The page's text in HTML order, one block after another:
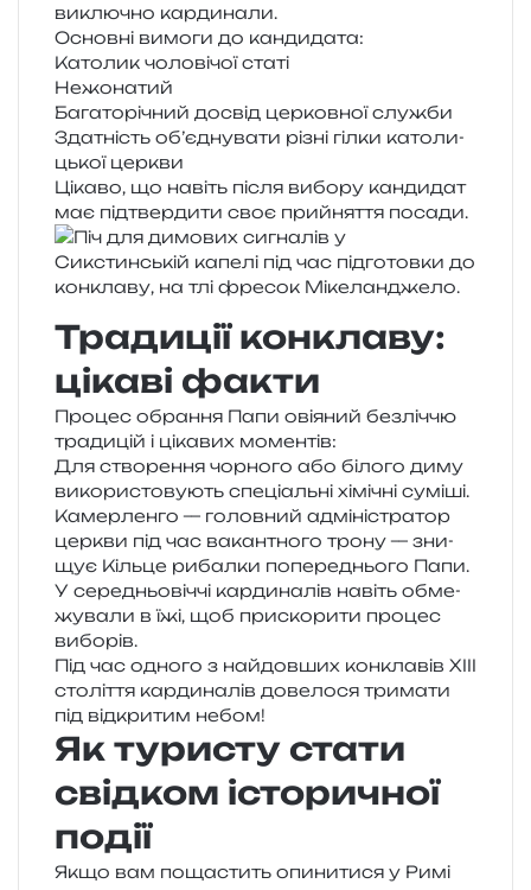
виклю­чно кардинали.
Основні вимо­ги до кандидата:
Католик чоло­ві­чої статі
Нежонатий
Багаторічний досвід цер­ков­ної служби
Здатність об’­єд­ну­ва­ти різні гілки като­ли­
цької церкви
Цікаво, що навіть після вибо­ру кан­ди­дат
має під­твер­ди­ти своє прийня­т­тя посади.
Традиції конклаву:
цікаві факти
Процес обра­н­ня Папи ові­я­ний без­ліч­чю
тра­ди­цій і ціка­вих моментів:
Для ство­ре­н­ня чор­но­го або біло­го диму
вико­ри­сто­ву­ють спе­ці­аль­ні хімі­чні суміші.
Камерленго — голов­ний адмі­ні­стра­тор
цер­кви під час вакан­тно­го трону — зни­
щує Кільце рибал­ки попе­ре­дньо­го Папи.
У сере­дньо­віч­чі кар­ди­на­лів навіть обме­
жу­ва­ли в їжі, щоб при­ско­ри­ти про­цес
виборів.
Під час одно­го з най­дов­ших кон­кла­вів XIII
сто­лі­т­тя кар­ди­на­лів дове­ло­ся три­ма­ти
під від­кри­тим небом!
Як туристу стати
свідком історичної
події
Якщо вам поща­стить опи­ни­ти­ся у Римі